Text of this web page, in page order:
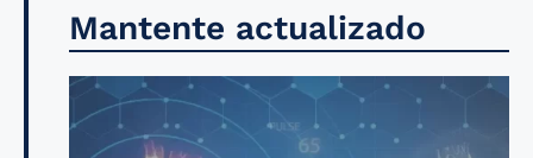
Mantente actualizado